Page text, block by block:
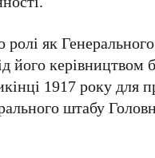
ролі як
його
1917 року для
штабу